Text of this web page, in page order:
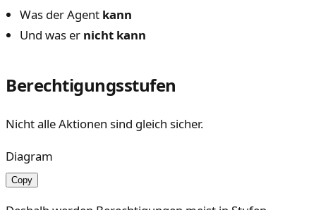
Was der Agent kann
Und was er nicht kann
Berechtigungsstufen
Nicht alle Aktionen sind gleich sicher.
Diagram
Copy